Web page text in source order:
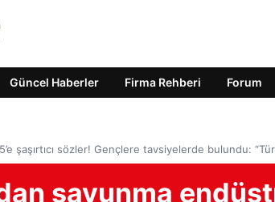
Güncel Haberler Firma Rehberi Forum
şaşırtıcı sözler! Gençlere tavsiyelerde bulundu:
savunma